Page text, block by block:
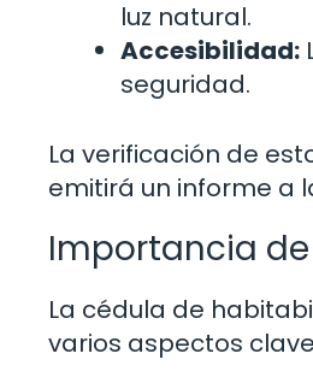
luz natural.
Accesibilidad:
seguridad.
La verificación de
emitirá un informe a
Importancia
La cédula de
varios aspectos